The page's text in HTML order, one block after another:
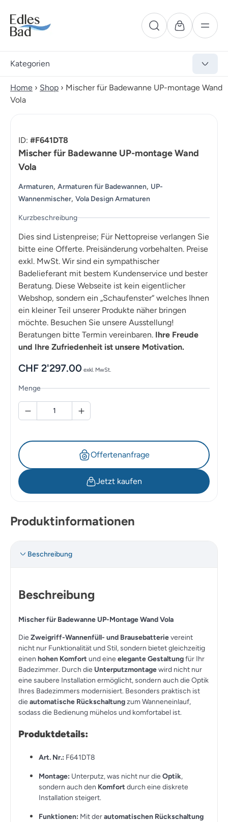
Kategorien
Home › Shop › Mischer für Badewanne UP-montage Wand
Vola
ID: #F641DT8
Mischer für Badewanne UP-montage Wand
Vola
Armaturen, Armaturen für Badewannen, UP-
Wannenmischer, Vola Design Armaturen
Kurzbeschreibung
Dies sind Listenpreise; Für Nettopreise verlangen Sie
bitte eine Offerte. Preisänderung vorbehalten. Preise
exkl. MwSt. Wir sind ein sympathischer
Badelieferant mit bestem Kundenservice und bester
Beratung. Diese Webseite ist kein eigentlicher
Webshop, sondern ein „Schaufenster“ welches Ihnen
ein kleiner Teil unserer Produkte näher bringen
möchte. Besuchen Sie unsere Ausstellung!
Beratungen bitte Termin vereinbaren. Ihre Freude
und Ihre Zufriedenheit ist unsere Motivation.
CHF 2'297.00 exkl. MwSt.
Menge
Offertenanfrage
Jetzt kaufen
Produktinformationen
Beschreibung
Beschreibung
Mischer für Badewanne UP-Montage Wand Vola
DieZweigriff-Wannenfüll- und Brausebatterievereint
nicht nur Funktionalität und Stil, sondern bietet gleichzeitig
einen hohen Komfort und eineelegante Gestaltungfür Ihr
Badezimmer. Durch die Unterputzmontagewird nicht nur
eine saubere Installation ermöglicht, sondern auch die Optik
Ihres Badezimmers modernisiert. Besonders praktisch ist
dieautomatische Rückschaltungzum Wanneneinlauf,
sodass die Bedienung mühelos und komfortabel ist.
Produktdetails:
Art. Nr.: F641DT8
Montage: Unterputz, was nicht nur dieOptik,
sondern auch den Komfort durch eine diskrete
Installation steigert.
Funktionen: Mit derautomatischen Rückschaltung